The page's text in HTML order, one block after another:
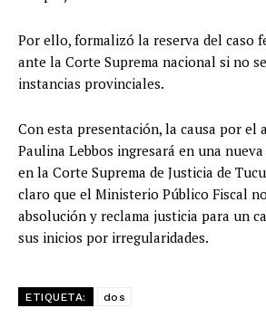
Por ello, formalizó la reserva del caso
ante la Corte Suprema nacional si no
instancias provinciales.
Con esta presentación, la causa por el
Paulina Lebbos ingresará en una
en la Corte Suprema de Justicia de
claro que el Ministerio Público Fiscal
absolución y reclama justicia para un
sus inicios por irregularidades.
ETIQUETA: dos